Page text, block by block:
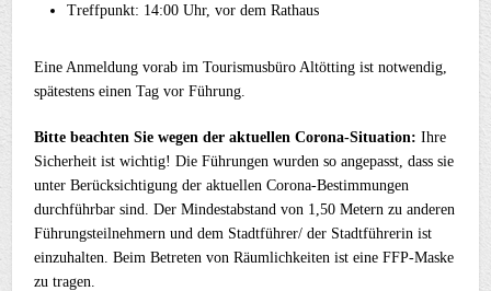
Treffpunkt: 14:00 Uhr, vor dem Rathaus
Eine Anmeldung vorab im Tourismusbüro Altötting ist notwendig,
spätestens einen Tag vor Führung.
Bitte beachten Sie wegen der aktuellen Corona-Situation:Ihre
Sicherheit ist wichtig! Die Führungen wurden so angepasst, dass sie
unter Berücksichtigung der aktuellen Corona-Bestimmungen
durchführbar sind. Der Mindestabstand von 1,50 Metern zu anderen
Führungsteilnehmern und dem Stadtführer/ der Stadtführerin ist
einzuhalten. Beim Betreten von Räumlichkeiten ist eine FFP-Maske
zu tragen.